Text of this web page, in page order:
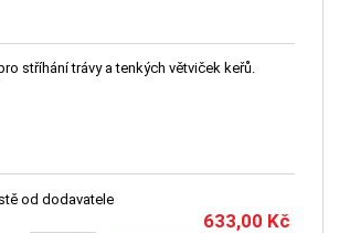
stříhání trávy a tenkých větviček keřů.
od dodavatele
633,00 Kč